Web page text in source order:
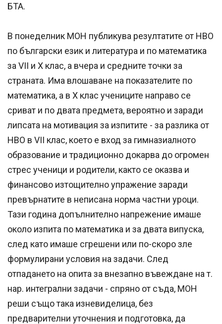
БТА.
В понеделник МОН публикува резултатите от НВО
по български език и литература и по математика
за VII и X клас, а вчера и средните точки за
страната. Има влошаване на показателите по
математика, а в X клас учениците направо се
сриват и по двата предмета, вероятно и заради
липсата на мотивация за изпитите - за разлика от
НВО в VII клас, което е вход за гимназиалното
образование и традиционно докарва до огромен
стрес ученици и родители, както се оказва и
финансово изтощително упражение заради
превърнатите в неписана норма частни уроци.
Тази година допълнително напрежение имаше
около изпита по математика и за двата випуска,
след като имаше сгрешени или по-скоро зле
формулирани условия на задачи. След
отпадането на опита за внезапно въвеждане на т.
нар. интегрални задачи - спряно от съда, МОН
реши също така изневиделица, без
предварителни уточнения и подготовка, да